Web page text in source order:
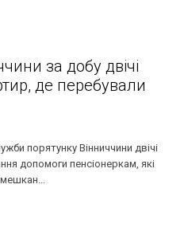
за добу двічі
де перебували
порятунку Вінниччини двічі
допомоги пенсіонеркам, які